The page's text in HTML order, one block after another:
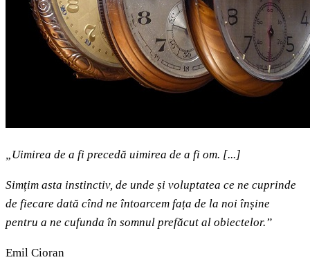
„Uimirea de a fi precedă uimirea de a fi om. [...]
Simțim asta instinctiv, de unde și voluptatea ce ne cuprinde
de fiecare dată cînd ne întoarcem fața de la noi înșine
pentru a ne cufunda în somnul prefăcut al obiectelor.”
Emil Cioran